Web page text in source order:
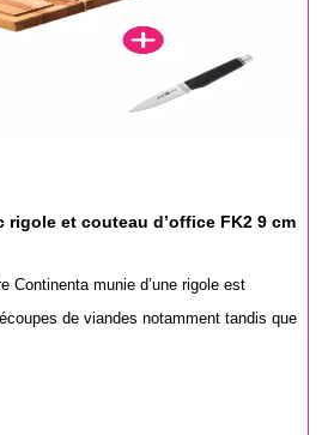
rigole et couteau d’office FK2 9 cm
Continenta munie d’une rigole est
de viandes notamment tandis que